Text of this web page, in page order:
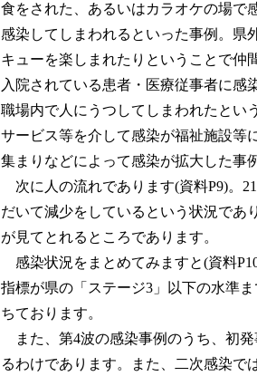
食をされた、あるいはカラオケの場で
感染してしまわれるといった事例。県
キューを楽しまれたりということで仲
入院されている患者・医療従事者に感
職場内で人にうつしてしまわれたとい
サービス等を介して感染が福祉施設等
集まりなどによって感染が拡大した事
次に人の流れであります(資料P9)。
だいて減少をしているという状況であ
が見てとれるところであります。
感染状況をまとめてみますと(資料
指標が県の「ステージ3」以下の水準
ちております。
また、第4波の感染事例のうち、初
るわけであります。また、二次感染で